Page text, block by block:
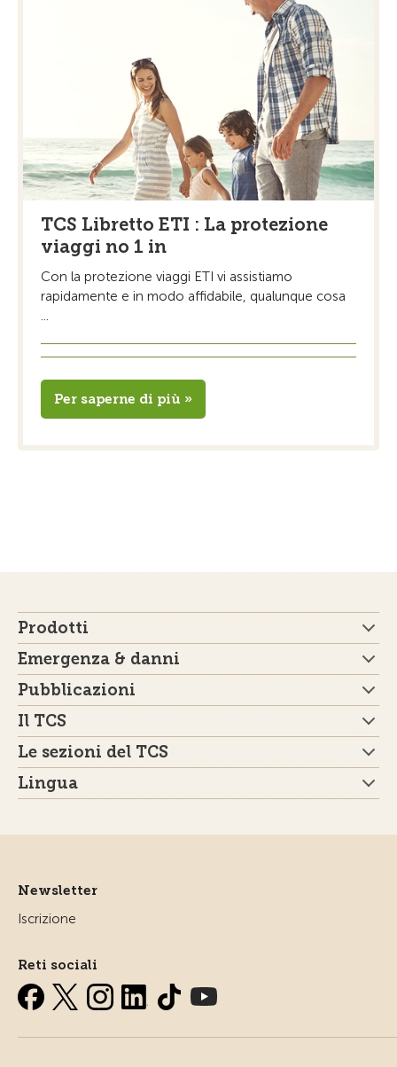
TCS Libretto ETI : La protezione
viaggi no 1 in
Con la protezione viaggi ETI vi assistiamo
rapidamente e in modo affidabile, qualunque cosa
...
Per saperne di più »
Prodotti
Emergenza & danni
Pubblicazioni
Il TCS
Le sezioni del TCS
Lingua
Newsletter
Iscrizione
Reti sociali